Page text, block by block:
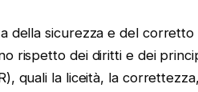
della sicurezza e del
rispetto dei diritti e dei
quali la liceità, la